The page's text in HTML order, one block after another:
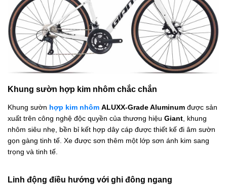
Khung sườn hợp kim nhôm chắc chắn
Khung sườn hợp kim nhôm ALUXX-Grade Aluminum được sản
xuất trên công nghệ độc quyền của thương hiệu Giant , khung
nhôm siêu nhẹ, bền bỉ kết hợp dây cáp được thiết kế đi âm sườn
gọn gàng tinh tế. Xe được sơn thêm một lớp sơn ánh kim sang
trọng và tinh tế.
Linh động điều hướng với ghi đông ngang